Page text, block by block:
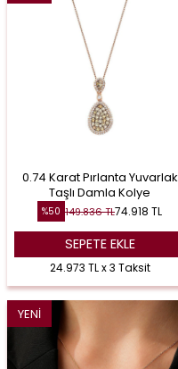
0.74 Karat Pırlanta Yuvarlak
Taşlı Damla Kolye
%50 149.836TL74.918 TL
SEPETE EKLE
24.973 TL x 3 Taksit
YENI